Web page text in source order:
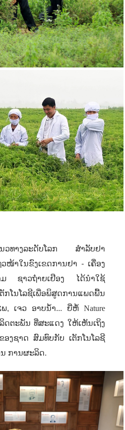
ນວທາງລະດັບ​ໂລກ ສໍາລັບຢາ
ໜ້າ​ໃນ​ຂົງ​ເຂດ​ການ​ຢາ - ​ເຄື່ອງ​
ຊາວຖ໋າຍເຢືອງ ​ໄດ້​ນຳ​ໃຊ້​
ນ​ໂລ​ຊີ​ເພື່ອ​ພິສູດ​ການ​ແພດ​ພື້ນ​
ພ, ເຈວ ອາບນ້ຳ... ຍີ່ຫໍ້ Nature
ຕະພັນ ທີ່ສະແດງ ໃຫ້ເຫັນເຖິງ
ອງຊາດ ສົມທົບກັບ ເຕັກໂນໂລຊີ
ການຜະລິດ.